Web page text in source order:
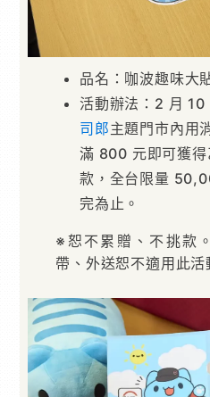
品名：咖波趣味大
活動辦法：2 月
司郎主題門市內用
滿 800 元即可獲
款，全台限量
完為止。
※恕不累贈、不挑款
帶、外送恕不適用此活